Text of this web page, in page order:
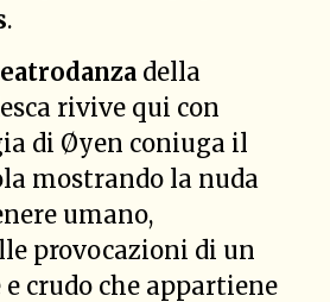
.
della
rivive qui con
di Øyen coniuga il
mostrando la nuda
umano,
provocazioni di un
crudo che appartiene